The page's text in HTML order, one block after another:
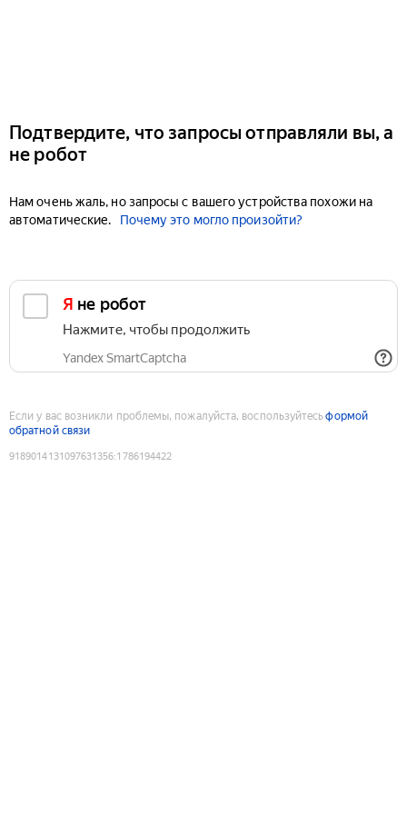
Подтвердите, что запросы отправляли вы, а
не робот
Нам очень жаль, но запросы с вашего устройства похожи на
автоматические.
Почему это могло произойти?
Я не робот
Нажмите, чтобы продолжить
Yandex SmartCaptcha
Если у вас возникли проблемы, пожалуйста, воспользуйтесьформой
обратной связи
9189014131097631356:1786194422